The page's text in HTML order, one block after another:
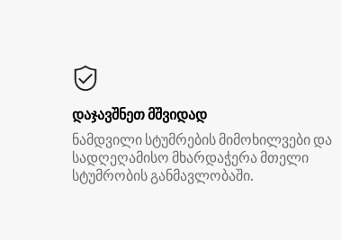
დაჯავშნეთ მშვიდად
ნამდვილი სტუმრების მიმოხილვები და
სადღეღამისო მხარდაჭერა მთელი
სტუმრობის განმავლობაში.